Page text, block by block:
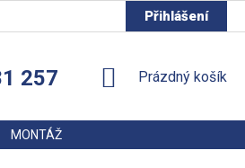
Přihlášení
257
NÁKUPNÍ
Prázdný košík
MONTÁŽ